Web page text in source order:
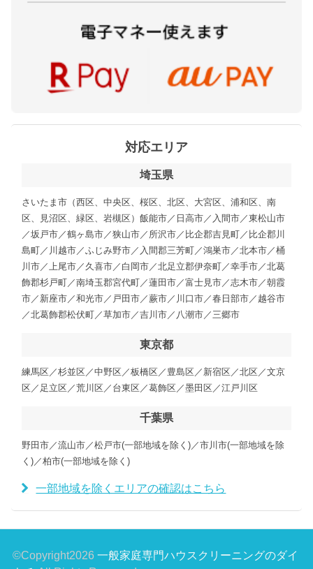
対応エリア
埼玉県
さいたま市（西区、中央区、桜区、北区、大宮区、浦和区、南
区、見沼区、緑区、岩槻区）飯能市／日高市／入間市／東松山市
／坂戸市／鶴ヶ島市／狭山市／所沢市／比企郡吉見町／比企郡川
島町／川越市／ふじみ野市／入間郡三芳町／鴻巣市／北本市／桶
川市／上尾市／久喜市／白岡市／北足立郡伊奈町／幸手市／北葛
飾郡杉戸町／南埼玉郡宮代町／蓮田市／富士見市／志木市／朝霞
市／新座市／和光市／戸田市／蕨市／川口市／春日部市／越谷市
／北葛飾郡松伏町／草加市／吉川市／八潮市／三郷市
東京都
練馬区／杉並区／中野区／板橋区／豊島区／新宿区／北区／文京
区／足立区／荒川区／台東区／葛飾区／墨田区／江戸川区
千葉県
野田市／流山市／松戸市(一部地域を除く)／市川市(一部地域を除
く)／柏市(一部地域を除く)
一部地域を除くエリアの確認はこちら
©Copyright2026 一般家庭専門ハウスクリーニングのダイ